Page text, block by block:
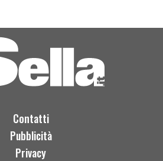
Contatti
Pubblicità
Privacy